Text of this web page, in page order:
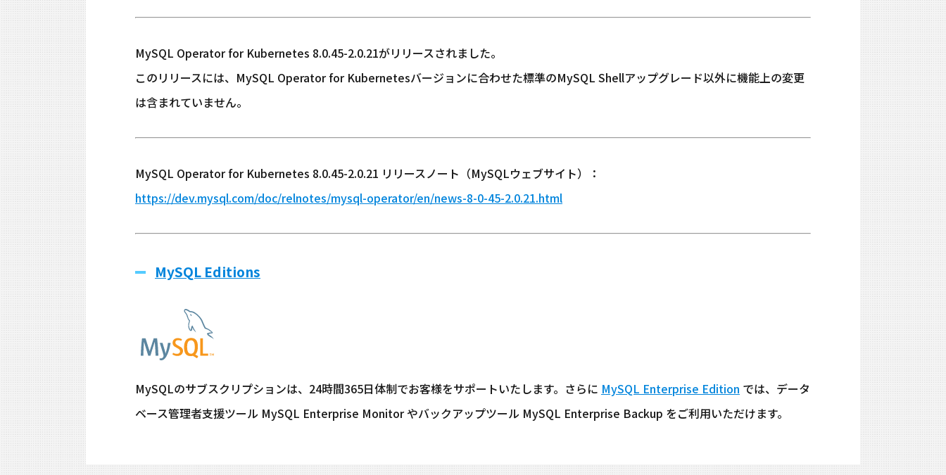
MySQL Operator for Kubernetes 8.0.45-2.0.21がリリースされました。
このリリースには、MySQL Operator for Kubernetesバージョンに合わせた標準のMySQL Shellアップグレード以外に機能上の変更
は含まれていません。
MySQL Operator for Kubernetes 8.0.45-2.0.21 リリースノート（MySQLウェブサイト）：
https://dev.mysql.com/doc/relnotes/mysql-operator/en/news-8-0-45-2.0.21.html
MySQL Editions
MySQLのサブスクリプションは、24時間365日体制でお客様をサポートいたします。さらに MySQL Enterprise Edition では、データ
ベース管理者支援ツール MySQL Enterprise Monitor やバックアップツール MySQL Enterprise Backup をご利用いただけます。